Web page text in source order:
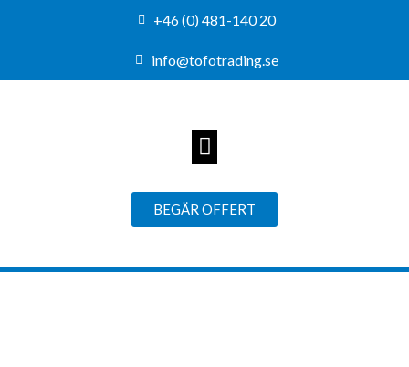
+46 (0) 481-140 20
info@tofotrading.se
BEGÄR OFFERT